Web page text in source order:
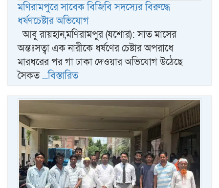
মণিরামপুরে সাবেক বিজিবি সদস্যের বিরুদ্ধে
ধর্ষণচেষ্টার অভিযোগ
আবু রায়হান,মণিরামপুর (যশোর): সাত মাসের
অন্তঃসত্বা এক নারীকে ধর্ষণের চেষ্টার অপরাধে
মারধরের পর গা ঢাকা দেওয়ার অভিযোগ উঠেছে
সৈকত...বিস্তারিত